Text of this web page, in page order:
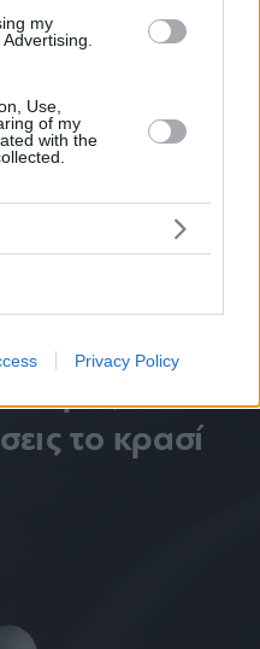
my
Use,
of my
with the
Privacy Policy
το κρασί